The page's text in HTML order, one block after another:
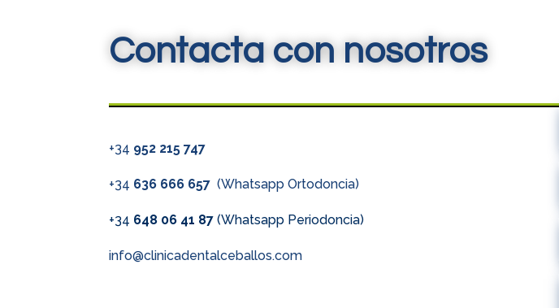
Contacta con nosotros
+34 952 215 747
+34 636 666 657(Whatsapp Ortodoncia)
+34 648 06 41 87 (Whatsapp Periodoncia)
info@clinicadentalceballos.com